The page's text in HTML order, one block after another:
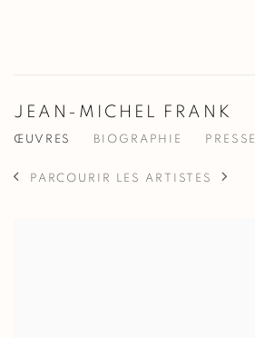
JEAN-MICHEL FRANK
ŒUVRES BIOGRAPHIE PRESSE
PARCOURIR LES ARTISTES